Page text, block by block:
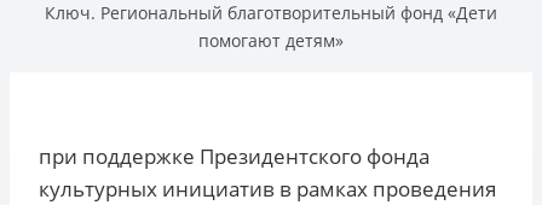
Ключ. Региональный благотворительный фонд «Дети
помогают детям»
при поддержке Президентского фонда
культурных инициатив в рамках проведения